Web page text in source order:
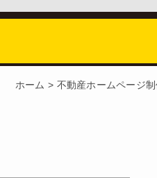
ホーム > 不動産ホームページ